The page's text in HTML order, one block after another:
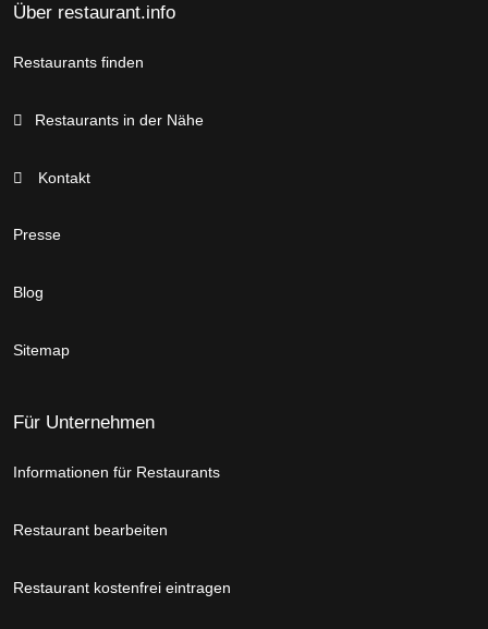
Über restaurant.info
Restaurants finden
Restaurants in der Nähe
Kontakt
Presse
Blog
Sitemap
Für Unternehmen
Informationen für Restaurants
Restaurant bearbeiten
Restaurant kostenfrei eintragen